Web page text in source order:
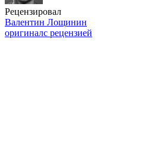
Рецензировал
Валентин Лощинин
оригиналс рецензией